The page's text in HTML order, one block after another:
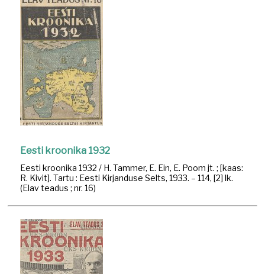
Eesti kroonika 1932
Eesti kroonika 1932 / H. Tammer, E. Ein, E. Poom jt. ; [kaas:
R. Kivit]. Tartu : Eesti Kirjanduse Selts, 1933. – 114, [2] lk.
(Elav teadus ; nr. 16)